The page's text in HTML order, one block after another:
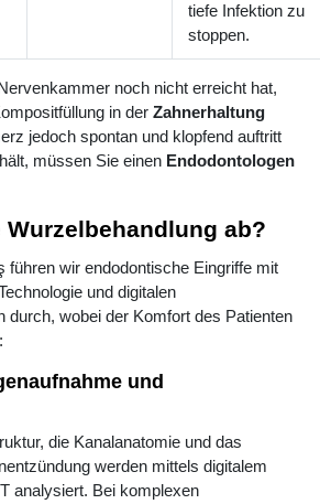
tiefe Infektion zu
stoppen.
noch nicht erreicht hat,
in der Zahnerhaltung
jedoch spontan und klopfend auftritt
müssen Sie einen Endodontologen
ab?
führen wir endodontische Eingriffe mit
und digitalen
durch, wobei der Komfort des Patienten
und
die Kanalanatomie und das
werden mittels digitalem
analysiert. Bei komplexen